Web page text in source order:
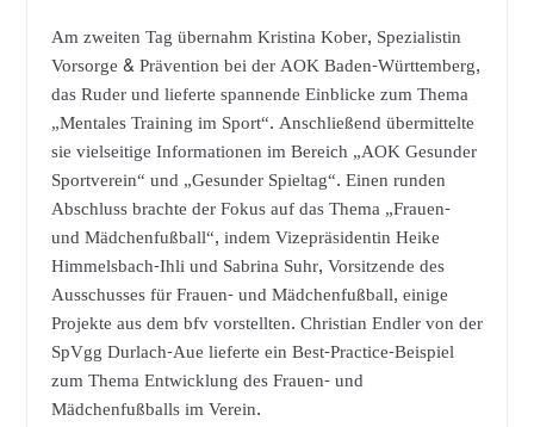
Am zweiten Tag übernahm Kristina Kober, Spezialistin
Vorsorge & Prävention bei der AOK Baden-Württemberg,
das Ruder und lieferte spannende Einblicke zum Thema
„Mentales Training im Sport“. Anschließend übermittelte
sie vielseitige Informationen im Bereich „AOK Gesunder
Sportverein“ und „Gesunder Spieltag“. Einen runden
Abschluss brachte der Fokus auf das Thema „Frauen-
und Mädchenfußball“, indem Vizepräsidentin Heike
Himmelsbach-Ihli und Sabrina Suhr, Vorsitzende des
Ausschusses für Frauen- und Mädchenfußball, einige
Projekte aus dem bfv vorstellten. Christian Endler von der
SpVgg Durlach-Aue lieferte ein Best-Practice-Beispiel
zum Thema Entwicklung des Frauen- und
Mädchenfußballs im Verein.